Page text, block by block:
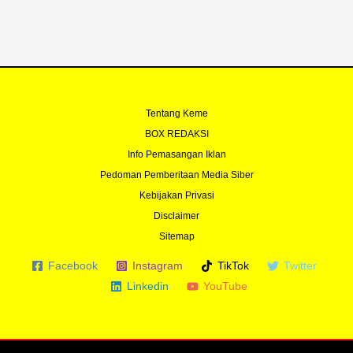
Tentang Keme
BOX REDAKSI
Info Pemasangan Iklan
Pedoman Pemberitaan Media Siber
Kebijakan Privasi
Disclaimer
Sitemap
Facebook Instagram TikTok
Twitter
Linkedin
YouTube